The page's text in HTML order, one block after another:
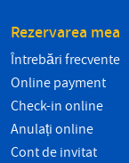
Rezervarea mea
Întrebări frecvente
Online payment
Check-in online
Anulați online
Cont de invitat